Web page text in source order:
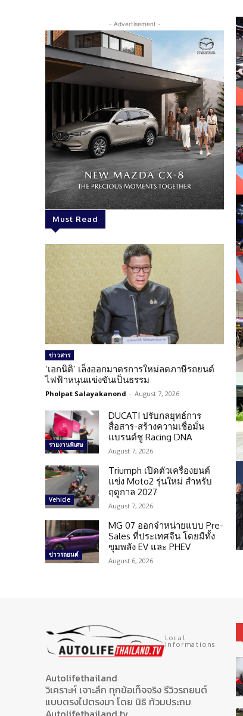
- Advertisement -
Must Read
ข่าวสาร
‘เอกนิติ’ เล็งออกมาตรการใหม่ลดภาษีรถยนต์
ไฟฟ้าหนุนแข่งขันเป็นธรรม
Pholpat Salayakanond - August 7, 2026
รายงานพิเศษ
DUCATI ปรับกลยุทธ์การ
สื่อสาร-สร้างความเชื่อมั่น
แบรนด์ชู Racing DNA
August 7, 2026
Vehicle
Triumph เปิดตัวเครื่องยนต์
แข่ง Moto2 รุ่นใหม่ สำหรับ
ฤดูกาล 2027
August 7, 2026
ข่าวรถยนต์
MG 07 ออกจำหน่ายแบบ Pre-
Sales ที่ประเทศจีน โดยมีทั้ง
ขุมพลัง EV และ PHEV
August 6, 2026
Local
Informations
Autolifethailand
วิเคราะห์ เจาะลึก ทุกข้อเท็จจริง รีวิวรถยนต์
แบบตรงไปตรงมา โดย นิธิ ท้วมประถม